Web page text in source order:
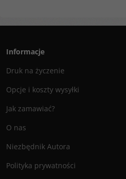
Informacje
Druk na życzenie
Opcje i koszty wysyłki
Jak zamawiać?
O nas
Niezbędnik Autora
Polityka prywatności